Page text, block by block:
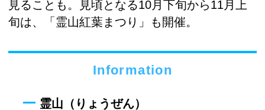
見ることも。見頃となる10月下旬から11月上
旬は、「霊山紅葉まつり」も開催。
Information
霊山（りょうぜん）